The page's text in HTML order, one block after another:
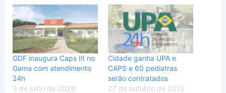
GDF inaugura Caps III no
Gama com atendimento
24h
3 de julho de 2026
Cidade ganha UPA e
CAPS e 60 pediatras
serão contratados
27 de outubro de 2013